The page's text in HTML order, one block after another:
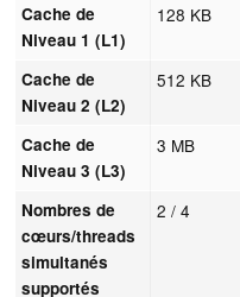
Cache de
Niveau 1 (L1)
128 KB
Cache de
Niveau 2 (L2)
512 KB
Cache de
Niveau 3 (L3)
3 MB
Nombres de
cœurs/threads
simultanés
supportés
2 / 4